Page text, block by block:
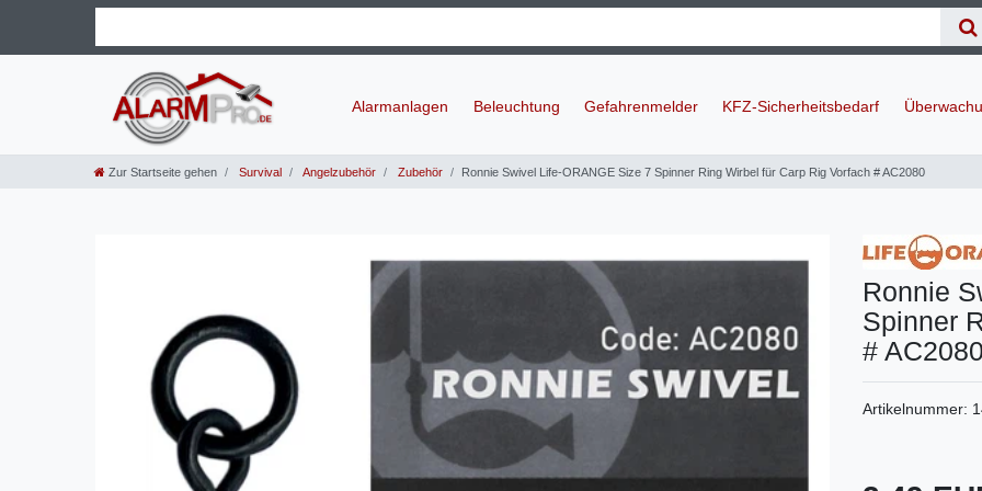
Alarmanlagen Beleuchtung Gefahrenmelder KFZ-Sicherheitsbedarf
Zur Startseite gehen Survival Angelzubehör Zubehör Ronnie Swivel Life-ORANGE Size 7 Spinner Ring Wirbel für Carp Rig Vorfach # AC2080
Ronnie
Spinner
#
Artikelnummer: